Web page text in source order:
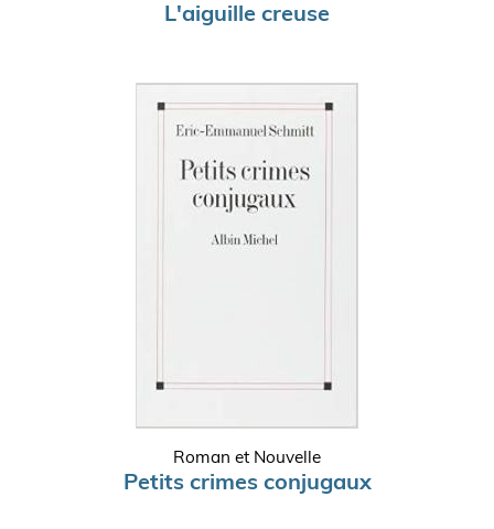
L'aiguille creuse
Roman et Nouvelle
Petits crimes conjugaux